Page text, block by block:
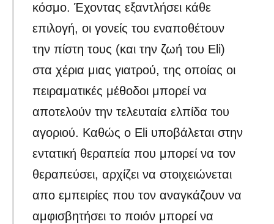
κόσμο. Έχοντας εξαντλήσει κάθε
επιλογή, οι γονείς του εναποθέτουν
την πίστη τους (και την ζωή του Eli)
στα χέρια μιας γιατρού, της οποίας οι
πειραματικές μέθοδοι μπορεί να
αποτελούν την τελευταία ελπίδα του
αγοριού. Καθώς ο Eli υποβάλεται στην
εντατική θεραπεία που μπορεί να τον
θεραπεύσει, αρχίζει να στοιχειώνεται
απο εμπειρίες που τον αναγκάζουν να
αμφισβητήσει το ποιόν μπορεί να